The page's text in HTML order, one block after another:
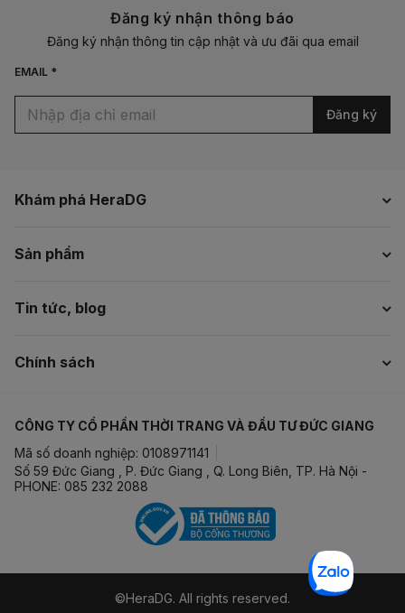
Khám phá HeraDG
Sản phẩm
Tin tức, blog
Chính sách
Đăng ký nhận thông báo
Đăng ký nhận thông tin cập nhật và ưu đãi qua email
EMAIL *
Đăng ký
CÔNG TY CỔ PHẦN THỜI TRANG VÀ ĐẦU TƯ ĐỨC GIANG
Mã số doanh nghiệp: 0108971141
Số 59 Đức Giang , P. Đức Giang , Q. Long Biên, TP. Hà Nội -
PHONE: 085 232 2088
©HeraDG. All rights reserved.